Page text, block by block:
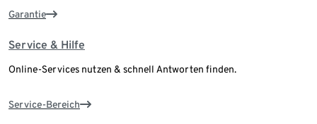
Garantie
Service & Hilfe
Online-Services nutzen & schnell Antworten finden.
Service-Bereich